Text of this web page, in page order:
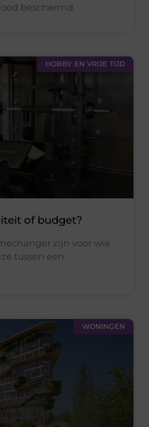
beschermd
HOBBY EN VRIJE TIJD
of budget?
zijn voor wie
tussen een
WONINGEN